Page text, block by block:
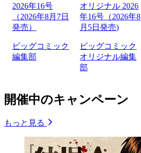
2026年16号
（2026年8月7日
発売）
ビッグコミック
編集部
オリジナル 2026
年16号（2026年8
月5日発売)
ビッグコミック
オリジナル編集
部
開催中のキャンペーン
もっと見る